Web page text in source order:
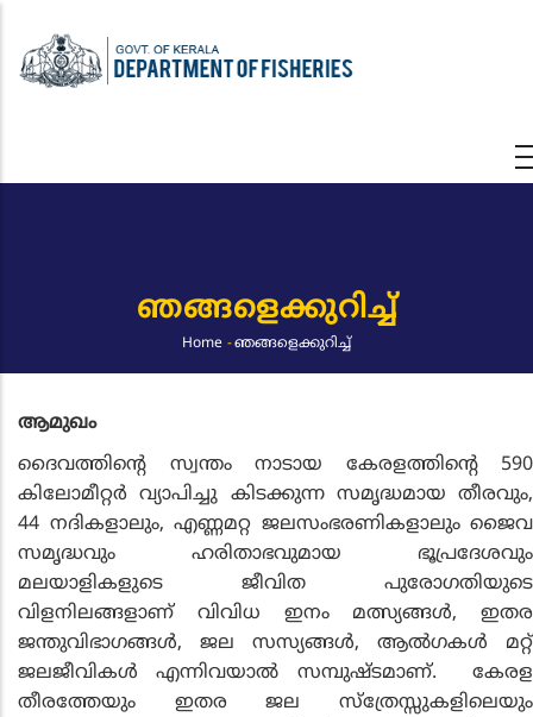
main
ഞങ്ങളെക്കുറിച്ച്‌
Breadcrumb
Home -ഞങ്ങളെക്കുറിച്ച്‌
ആമുഖം
ദൈവത്തിന്റെ സ്വന്തം നാടായ കേരളത്തിന്റെ 590
കിലോമീറ്റര്‍ വ്യാപിച്ചു കിടക്കുന്ന സമൃദ്ധമായ തീരവും,
44 നദികളാലും, എണ്ണമറ്റ ജലസംഭരണികളാലും ജൈവ
സമൃദ്ധവും ഹരിതാഭവുമായ ഭൂപ്രദേശവും
മലയാളികളുടെ ജീവിത പുരോഗതിയുടെ
വിളനിലങ്ങളാണ് വിവിധ ഇനം മത്സ്യങ്ങള്‍, ഇതര
ജന്തുവിഭാഗങ്ങള്‍, ജല സസ്യങ്ങള്‍, ആല്‍ഗകള്‍ മറ്റ്
ജലജീവികള്‍ എന്നിവയാല്‍ സമ്പുഷ്ടമാണ്. കേരള
തീരത്തേയും ഇതര ജല സ്‌ത്രേസ്സുകളിലെയും